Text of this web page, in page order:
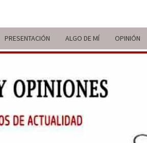
PRESENTACIÓN ALGO DE MÍ OPINIÓN